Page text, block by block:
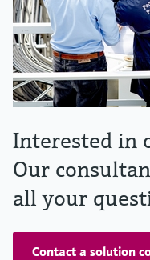
Interested in
Our
all your
Contact a solution